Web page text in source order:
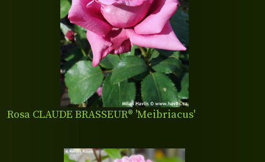
Rosa CLAUDE BRASSEUR® 'Meibriacus'